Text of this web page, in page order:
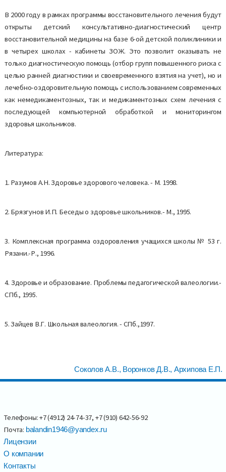
В 2000 году в рамках программы восстановительного лечения будут
открыты детский консультативно-диагностический центр
восстановительной медицины на базе 6-ой детской поликлиники и
в четырех школах - кабинеты ЗОЖ. Это позволит оказывать не
только диагностическую помощь (отбор групп повышенного риска с
целью ранней диагностики и своевременного взятия на учет), но и
лечебно-оздоровительную помощь с использованием современных
как немедикаментозных, так и медикаментозных схем лечения с
последующей компьютерной обработкой и мониторингом
здоровья школьников.
Литература:
1. Разумов А.Н. Здоровье здорового человека. - М. 1998.
2. Брязгунов И.П. Беседы о здоровье школьников.- М., 1995.
3. Комплексная программа оздоровления учащихся школы № 53 г.
Рязани.-Р., 1996.
4. Здоровье и образование. Проблемы педагогической валеологии.-
СПб., 1995.
5. Зайцев В.Г. Школьная валеология. - СПб.,1997.
Соколов А.В., Воронков Д.В., Архипова Е.П.
Телефоны: +7 (4912) 24-74-37, +7 (910) 642-56-92
Почта: balandin1946@yandex.ru
Лицензии
О компании
Контакты